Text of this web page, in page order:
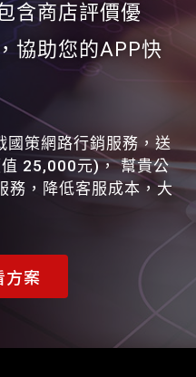
含商店評價優
協助您的APP快
國策網路行銷服務，送
25,000元)， 幫貴公
務，降低客服成本，大
方案